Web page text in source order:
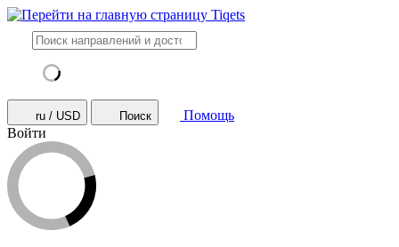
ru / USD Поиск
Помощь
Войти